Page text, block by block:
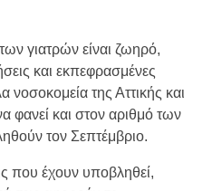
γιατρών είναι ζωηρό,
και εκπεφρασμένες
νοσοκομεία της Αττικής και
φανεί και στον αριθμό των
τον Σεπτέμβριο.
που έχουν υποβληθεί,